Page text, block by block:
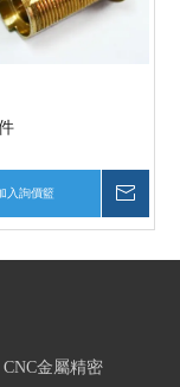
入詢價籃
金屬精密